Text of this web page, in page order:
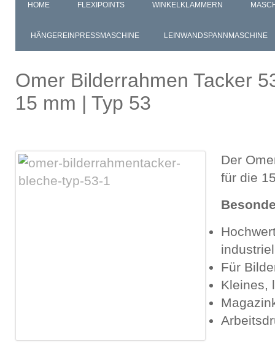
HOME FLEXIPOINTS WINKELKLAMMERN
HÄNGEREINPRESSMASCHINE LEINWANDSPANNMASCHINE
Omer Bilderrahmen Tacker
15 mm | Typ 53
Der
für die
Für
Kleines,